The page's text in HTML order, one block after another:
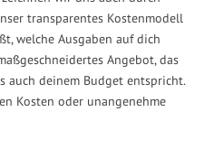
transparentes Kostenmodell
welche Ausgaben auf dich
Angebot, das
auch deinem Budget entspricht.
Kosten oder unangenehme